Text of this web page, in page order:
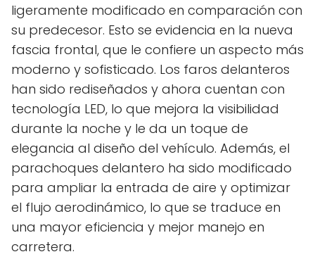
ligeramente modificado en comparación con
su predecesor. Esto se evidencia en la nueva
fascia frontal, que le confiere un aspecto más
moderno y sofisticado. Los faros delanteros
han sido rediseñados y ahora cuentan con
tecnología LED, lo que mejora la visibilidad
durante la noche y le da un toque de
elegancia al diseño del vehículo. Además, el
parachoques delantero ha sido modificado
para ampliar la entrada de aire y optimizar
el flujo aerodinámico, lo que se traduce en
una mayor eficiencia y mejor manejo en
carretera.